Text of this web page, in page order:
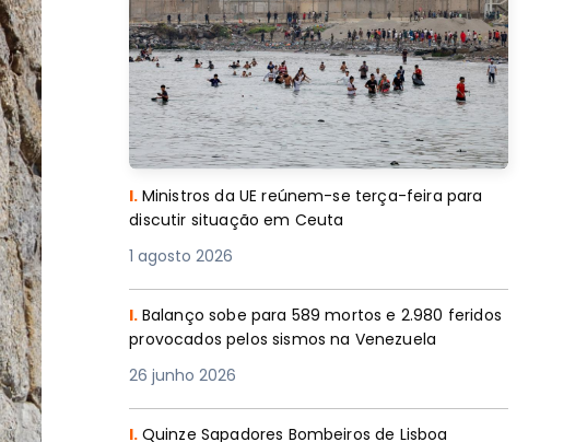
I. Ministros da UE reúnem-se terça-feira para
discutir situação em Ceuta
1 agosto 2026
I. Balanço sobe para 589 mortos e 2.980 feridos
provocados pelos sismos na Venezuela
26 junho 2026
I. Quinze Sapadores Bombeiros de Lisboa